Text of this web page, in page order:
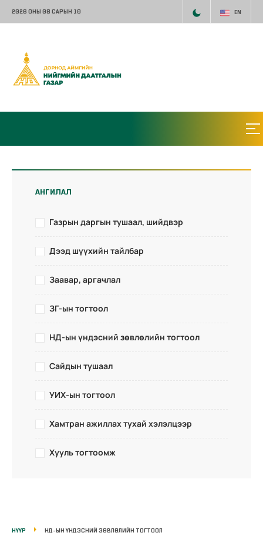
2026 ОНЫ 08 САРЫН 10 EN
АНГИЛАЛ
Газрын даргын тушаал, шийдвэр
Дээд шүүхийн тайлбар
Заавар, аргачлал
ЗГ-ын тогтоол
НД-ын үндэсний зөвлөлийн тогтоол
Сайдын тушаал
УИХ-ын тогтоол
Хамтран ажиллах тухай хэлэлцээр
Хууль тогтоомж
НҮҮР НД-ЫН ҮНДЭСНИЙ ЗӨВЛӨЛИЙН ТОГТООЛ